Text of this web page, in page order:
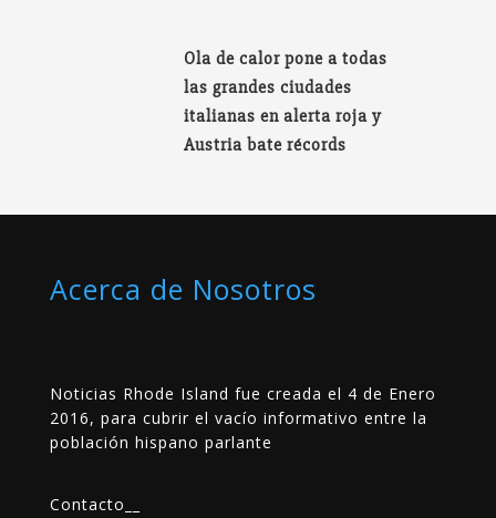
Ola de calor pone a todas
las grandes ciudades
italianas en alerta roja y
Austria bate récords
Acerca de Nosotros
Noticias Rhode Island fue creada el 4 de Enero
2016, para cubrir el vacío informativo entre la
población hispano parlante
Contacto